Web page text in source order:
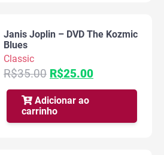
Janis Joplin – DVD The Kozmic
Blues
Classic
R$35.00 O
preço
original
era:
R$35.00.
R$25.00O
preço
R$25.00.
Adicionar ao
carrinho